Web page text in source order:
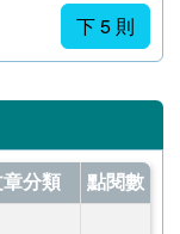
鳳仁國民小學
下 5 則